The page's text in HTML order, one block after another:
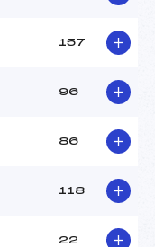
157
96
86
118
22